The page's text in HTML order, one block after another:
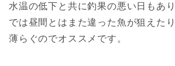
水温の低下と共に釣果の悪い日もあ
では昼間とはまた違った魚が狙えた
薄らぐのでオススメです。